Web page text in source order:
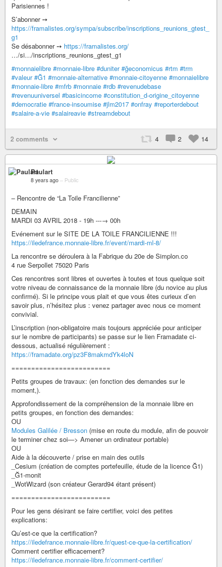
Parisiennes !
S’abonner ➙
https://framalistes.org/sympa/subscribe/inscriptions_reunions_gtest_
g1
Se désabonner ➙ https://framalistes.org/
…/si…/inscriptions_reunions_gtest_g1
#monnaielibre #monnaie-libre #duniter #ğeconomicus #rtm #trm
#valeur #Ğ1 #monnaie-alternative #monnaie-citoyenne #monnaielibre
#monnaie-libre #mfrb #monnaie #rdb #revenudebase
#revenuuniversel #basicincome #constitution_d-origine_citoyenne
#democratie #france-insoumise #jlm2017 #onfray #reporterdebout
#salaire-a-vie #salaireavie #streamdebout
2 comments 4 2 14
Paulart
8 years ago – Public
– Rencontre de “La Toile Francilienne”
DEMAIN
MARDI 03 AVRIL 2018 - 19h ---→ 00h
Evénement sur le SITE DE LA TOILE FRANCILIENNE !!!
https://iledefrance.monnaie-libre.fr/event/mardi-ml-8/
La rencontre se déroulera à la Fabrique du 20e de Simplon.co
4 rue Serpollet 75020 Paris
Ces rencontres sont libres et ouvertes à toutes et tous quelque soit
votre niveau de connaissance de la monnaie libre (du novice au plus
confirmé). Si le principe vous plait et que vous êtes curieux d’en
savoir plus, n’hésitez plus : venez partager avec nous ce moment
convivial.
L’inscription (non-obligatoire mais toujours appréciée pour anticiper
sur le nombre de participants) se passe sur le lien Framadate ci-
dessous, actualisé régulièrement :
https://framadate.org/pz3F8makmdYk4loN
=========================
Petits groupes de travaux: (en fonction des demandes sur le
moment,).
Approfondissement de la compréhension de la monnaie libre en
petits groupes, en fonction des demandes:
OU
Modules Galilée / Bresson (mise en route du module, afin de pouvoir
le terminer chez soi—> Amener un ordinateur portable)
OU
Aide à la découverte / prise en main des outils
_Cesium (création de comptes portefeuille, étude de la licence Ğ1)
_Ğ1-monit
_WotWizard (son créateur Gerard94 étant présent)
=========================
Pour les gens désirant se faire certifier, voici des petites
explications:
Qu’est-ce que la certification?
https://iledefrance.monnaie-libre.fr/quest-ce-que-la-certification/
Comment certifier efficacement?
https://iledefrance.monnaie-libre.fr/comment-certifier/